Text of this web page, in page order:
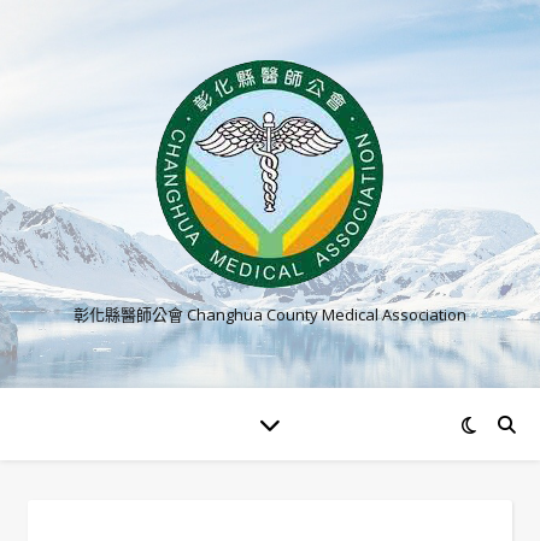
彰化縣醫師公會 Changhua County Medical Association